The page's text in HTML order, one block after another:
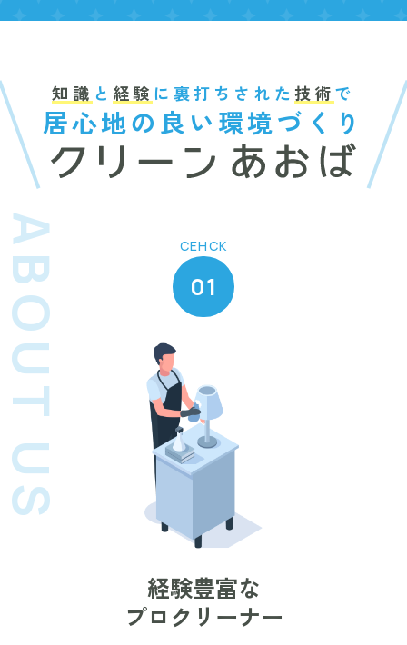
知識 と 経験 に裏打ちされた 技術 で
居心地の良い環境づくり
US CEHCK
01
経験豊富な
プロクリーナー